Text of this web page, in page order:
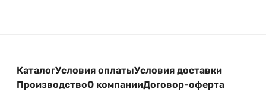
КаталогУсловия оплатыУсловия доставки
ПроизводствоО компанииДоговор-оферта